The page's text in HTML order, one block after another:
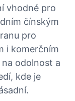
vhodné pro
čínským
pro
i komerčním
odolnost a
kde je